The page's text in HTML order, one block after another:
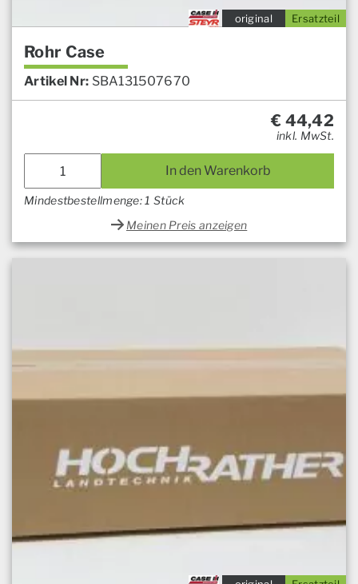
Ersatzteil
original
Rohr Case
Artikel Nr: SBA131507670
€ 44,42
inkl. MwSt.
In den Warenkorb
Mindestbestellmenge: 1 Stück
Meinen Preis anzeigen